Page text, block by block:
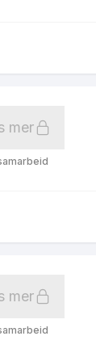
mer
mer